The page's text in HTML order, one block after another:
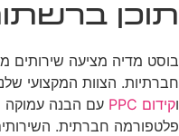
תוכן
בוסט מדיה מציעה שירותים
חברתיות. הצוות המקצועי
וקידום PPC
עם הבנה עמוקה
פלטפורמה חברתית.